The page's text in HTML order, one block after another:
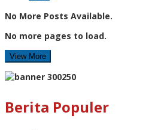
No More Posts Available.
No more pages to load.
View More
Berita Populer